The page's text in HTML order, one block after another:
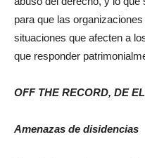
para que las
situaciones que afecten a
que responder
OFF THE RECORD, DE
Amenazas de disidencias